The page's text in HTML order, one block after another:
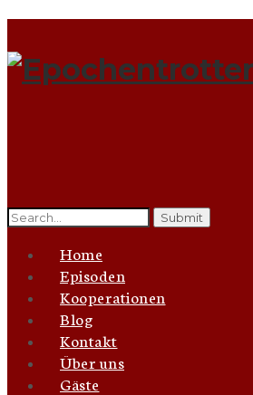
Search
for:
Home
Episoden
Kooperationen
Blog
Kontakt
Über uns
Gäste